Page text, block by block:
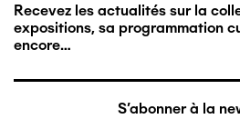
Recevez les actualités sur la
expositions, sa programmation
encore…
S'abonner à la